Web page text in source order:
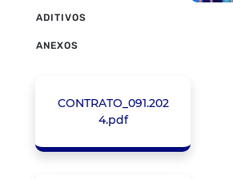
ADITIVOS
ANEXOS
CONTRATO_091.202
4.pdf